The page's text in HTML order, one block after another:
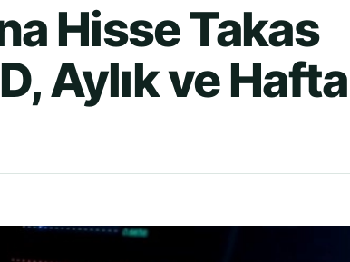
Hisse Takas
Aylık ve